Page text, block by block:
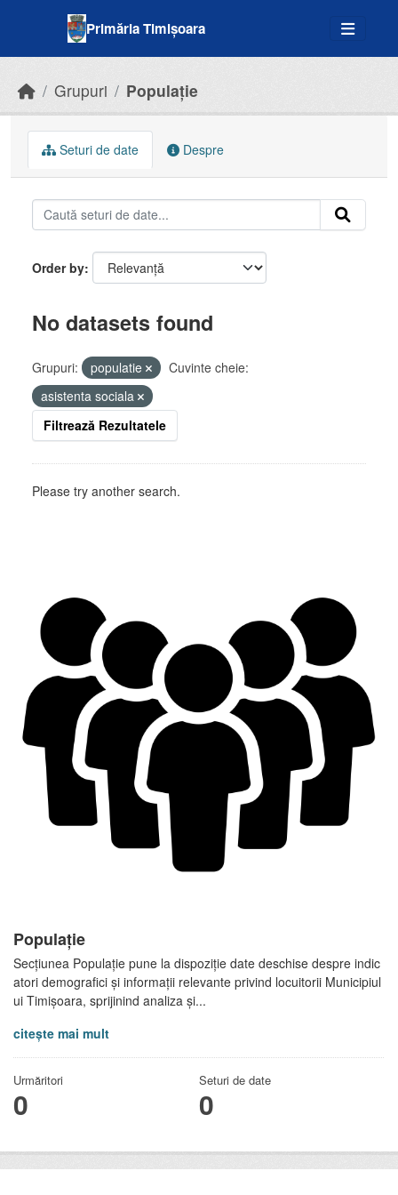
Primăria Timișoara
Grupuri Populație
Populație
Secțiunea Populație pune la dispoziție date deschise despre indic
atori demografici și informații relevante privind locuitorii Municipiul
ui Timișoara, sprijinind analiza și...
citește mai mult
Urmăritori
0
Seturi de date
0
Seturi de date Despre
Order by
No datasets found
Grupuri: populatie
Cuvinte cheie:
asistenta sociala
Filtrează Rezultatele
Please try another search.